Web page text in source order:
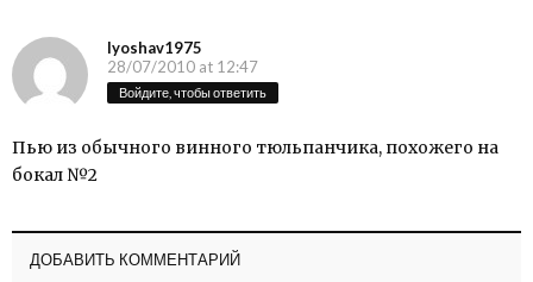
lyoshav1975
28/07/2010 at 12:47
Войдите, чтобы ответить
Пью из обычного винного тюльпанчика, похожего на
бокал №2
ДОБАВИТЬ КОММЕНТАРИЙ